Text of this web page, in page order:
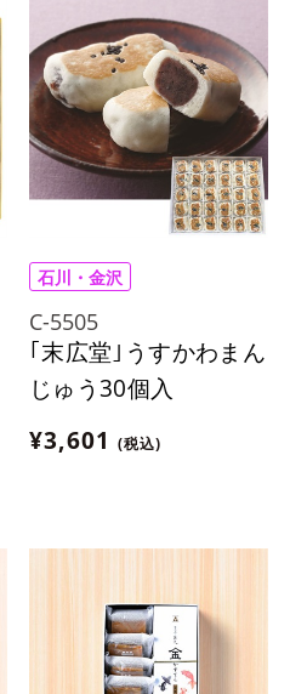
石川・金沢
C-5505
｢末広堂｣うすかわまん
じゅう30個入
¥3,601
(税込)